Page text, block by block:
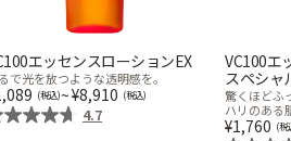
エッセンスローションEX
で光を放つような透明感を。
~ 8,910
4.7
VC100エ
スペシャ
驚くほどふ
ハリのある
1,760